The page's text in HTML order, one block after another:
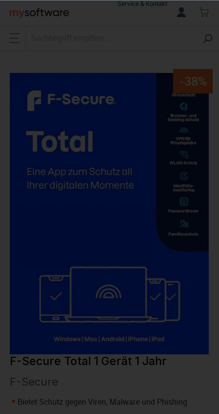
springen
Service & Kontakt
-38%
F-Secure Total 1 Gerät 1 Jahr
F-Secure
Bietet Schutz gegen Viren, Malware und Phishing